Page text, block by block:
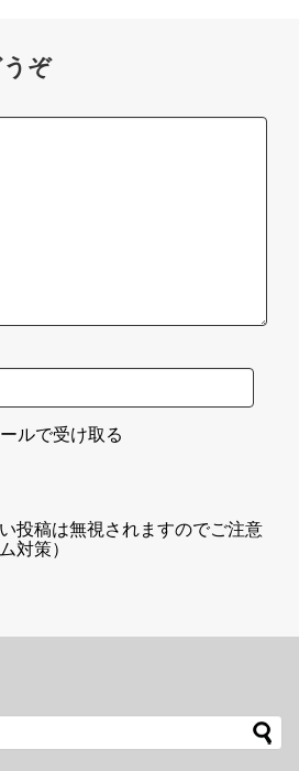
ぞ
ルで受け取る
投稿は無視されますのでご注意
対策）